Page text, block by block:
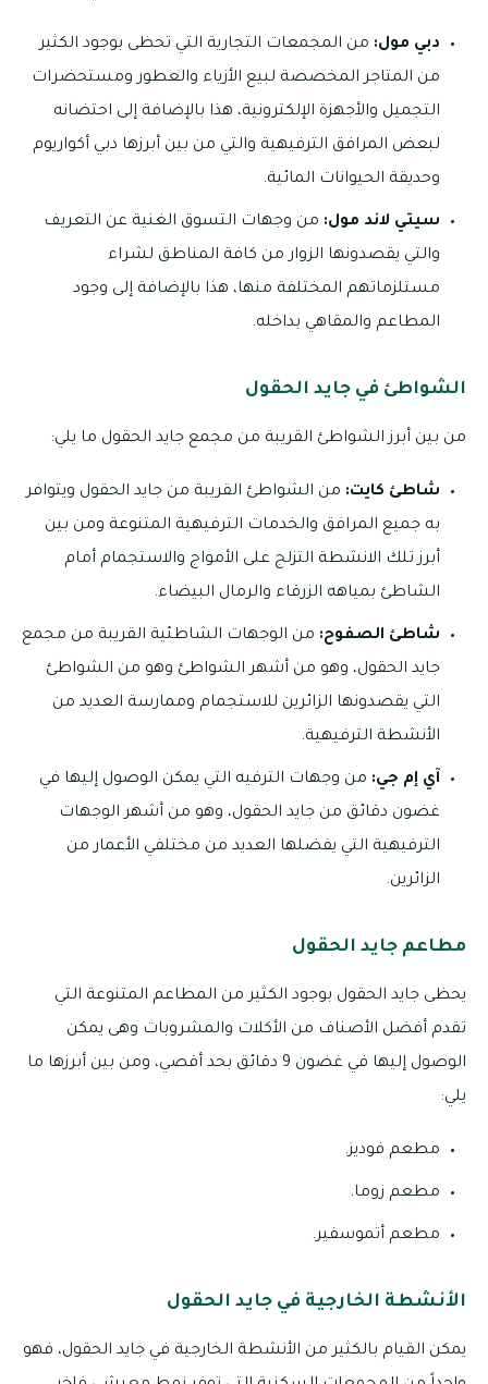
دبي مول: من المجمعات التجارية التي تحظى بوجود الكثير
من المتاجر المخصصة لبيع الأزياء والعطور ومستحضرات
التجميل والأجهزة الإلكترونية، هذا بالإضافة إلى احتضانه
لبعض المرافق الترفيهية والتي من بين أبرزها دبي أكواريوم
وحديقة الحيوانات المائية.
سيتي لاند مول: من وجهات التسوق الغنية عن التعريف
والتي يقصدونها الزوار من كافة المناطق لشراء
مستلزماتهم المختلفة منها، هذا بالإضافة إلى وجود
المطاعم والمقاهي بداخله.
الشواطئ في جايد الحقول
من بين أبرز الشواطئ القريبة من مجمع جايد الحقول ما يلي:
شاطئ كايت: من الشواطئ القريبة من جايد الحقول ويتوافر
به جميع المرافق والخدمات الترفيهية المتنوعة ومن بين
أبرز تلك الانشطة التزلج على الأمواج والاستجمام أمام
الشاطئ بمياهه الزرقاء والرمال البيضاء.
شاطئ الصفوح: من الوجهات الشاطئية القريبة من مجمع
جايد الحقول، وهو من أشهر الشواطئ وهو من الشواطئ
التي يقصدونها الزائرين للاستجمام وممارسة العديد من
الأنشطة الترفيهية.
آي إم جي: من وجهات الترفيه التي يمكن الوصول إليها في
غضون دقائق من جايد الحقول، وهو من أشهر الوجهات
الترفيهية التي يفضلها العديد من مختلفي الأعمار من
الزائرين.
مطاعم جايد الحقول
يحظى جايد الحقول بوجود الكثير من المطاعم المتنوعة التي
تقدم أفضل الأصناف من الأكلات والمشروبات وهى يمكن
الوصول إليها في غضون 9 دقائق بحد أقصي، ومن بين أبرزها ما
يلي:
مطعم فوديز.
مطعم زوما.
مطعم أتموسفير.
الأنشطة الخارجية في جايد الحقول
يمكن القيام بالكثير من الأنشطة الخارجية في جايد الحقول، فهو